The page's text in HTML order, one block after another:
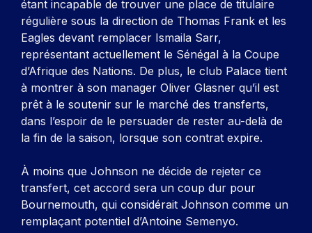
étant incapable de trouver une place de titulaire
régulière sous la direction de Thomas Frank et les
Eagles devant remplacer Ismaila Sarr,
représentant actuellement le Sénégal à la Coupe
d’Afrique des Nations. De plus, le club Palace tient
à montrer à son manager Oliver Glasner qu’il est
prêt à le soutenir sur le marché des transferts,
dans l’espoir de le persuader de rester au-delà de
la fin de la saison, lorsque son contrat expire.
À moins que Johnson ne décide de rejeter ce
transfert, cet accord sera un coup dur pour
Bournemouth, qui considérait Johnson comme un
remplaçant potentiel d’Antoine Semenyo.